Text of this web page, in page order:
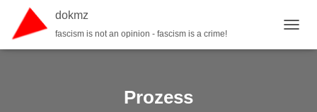
dokmz
fascism is not an opinion - fascism is a crime!
Prozess